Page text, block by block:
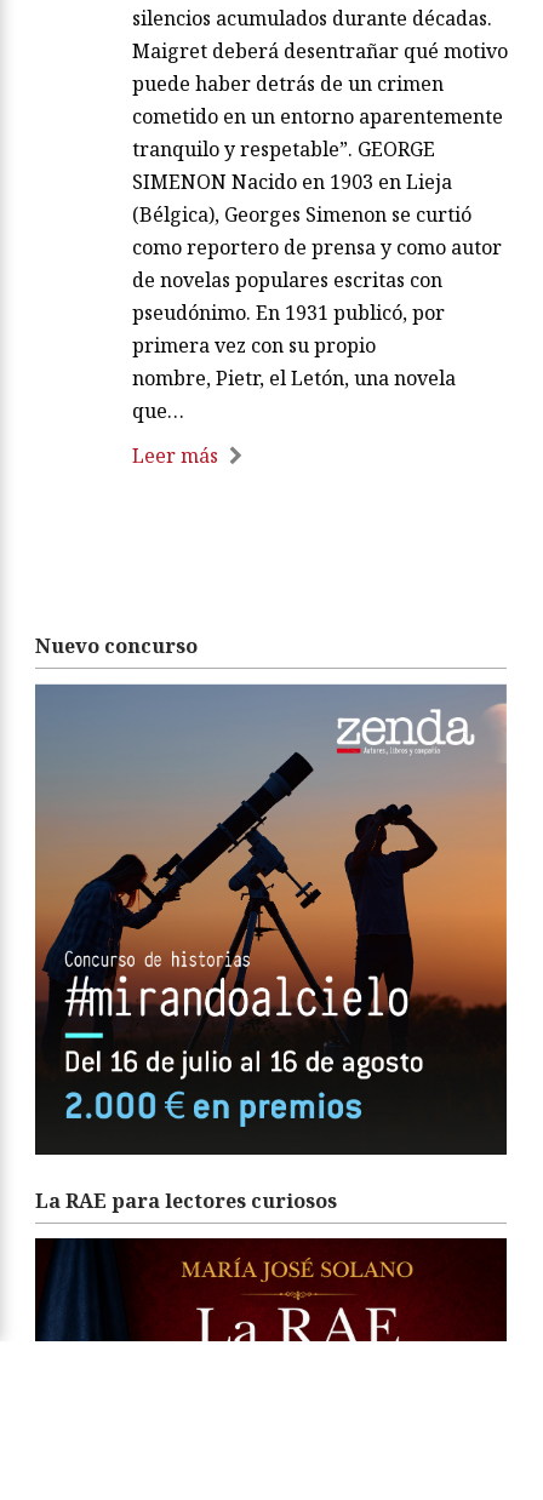
silencios acumulados durante décadas.
Maigret deberá desentrañar qué motivo
puede haber detrás de un crimen
cometido en un entorno aparentemente
tranquilo y respetable”. GEORGE
SIMENON Nacido en 1903 en Lieja
(Bélgica), Georges Simenon se curtió
como reportero de prensa y como autor
de novelas populares escritas con
pseudónimo. En 1931 publicó, por
primera vez con su propio
nombre, Pietr, el Letón, una novela
que…
Leer más
Nuevo concurso
La RAE para lectores curiosos